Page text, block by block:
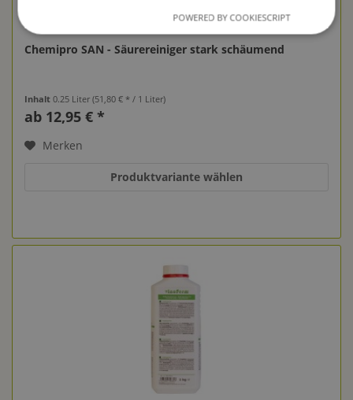
Chemipro SAN - Säurereiniger stark schäumend
Inhalt0.25 Liter(51,80 € * / 1 Liter)
ab 12,95 € *
Merken
Produktvariante wählen
POWERED BY COOKIESCRIPT